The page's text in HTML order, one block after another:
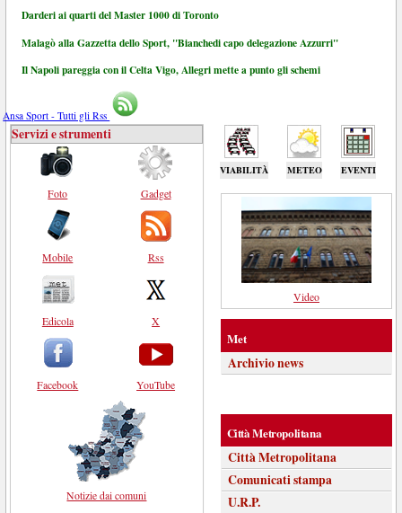
Darderi ai quarti del Master 1000 di Toronto
Malagò alla Gazzetta dello Sport, "Bianchedi capo delegazione Azzurri"
Il Napoli pareggia con il Celta Vigo, Allegri mette a punto gli schemi
Ansa Sport - Tutti gli Rss
VIABILITÀ METEO EVENTI
Servizi e strumenti
Foto
Mobile
Edicola
Facebook
Gadget
Rss
X
YouTube
Notizie dai comuni
Video
Met
Archivio news
Città Metropolitana
Città Metropolitana
Comunicati stampa
U.R.P.